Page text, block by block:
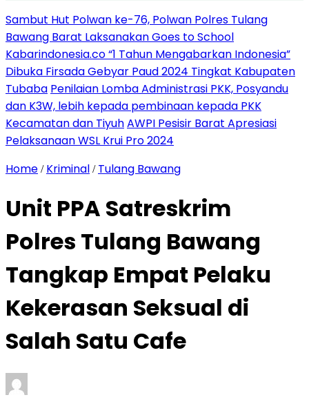
Sambut Hut Polwan ke-76, Polwan Polres Tulang
Bawang Barat Laksanakan Goes to School
Kabarindonesia.co “1 Tahun Mengabarkan Indonesia”
Dibuka Firsada Gebyar Paud 2024 Tingkat Kabupaten
Tubaba Penilaian Lomba Administrasi PKK, Posyandu
dan K3W, lebih kepada pembinaan kepada PKK
Kecamatan dan TiyuhAWPI Pesisir Barat Apresiasi
Pelaksanaan WSL Krui Pro 2024
Home / Kriminal / Tulang Bawang
Unit PPA Satreskrim
Polres Tulang Bawang
Tangkap Empat Pelaku
Kekerasan Seksual di
Salah Satu Cafe